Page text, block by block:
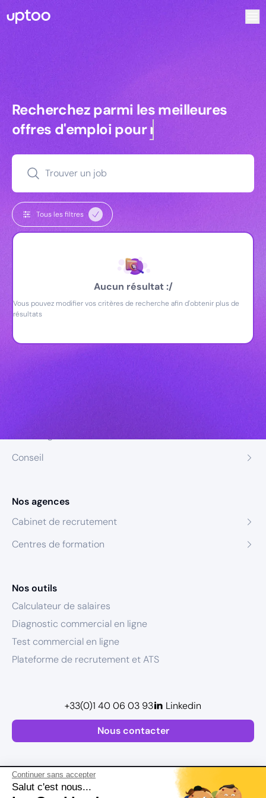
Continuer sans accepter
Salut c'est nous...
Recherchez parmi les meilleures
Recherchez parmi les meilleures
offres d'emploi pourmanagers
Trouver un job
Tous les filtres
Aucun résultat :/
Vous pouvez modifier vos critères de recherche afin d'obtenir plus de
résultats
Conseil
Nos agences
Cabinet de recrutement
Centres de formation
Nos outils
Calculateur de salaires
Diagnostic commercial en ligne
Test commercial en ligne
Plateforme de recrutement et ATS
Nous contacter
+33(0)1 40 06 03 93 Linkedin